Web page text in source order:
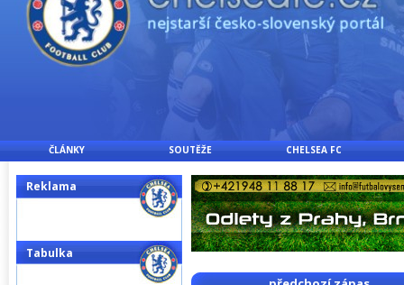
ČLÁNKY SOUTĚŽE CHELSEA FC
Reklama
Tabulka